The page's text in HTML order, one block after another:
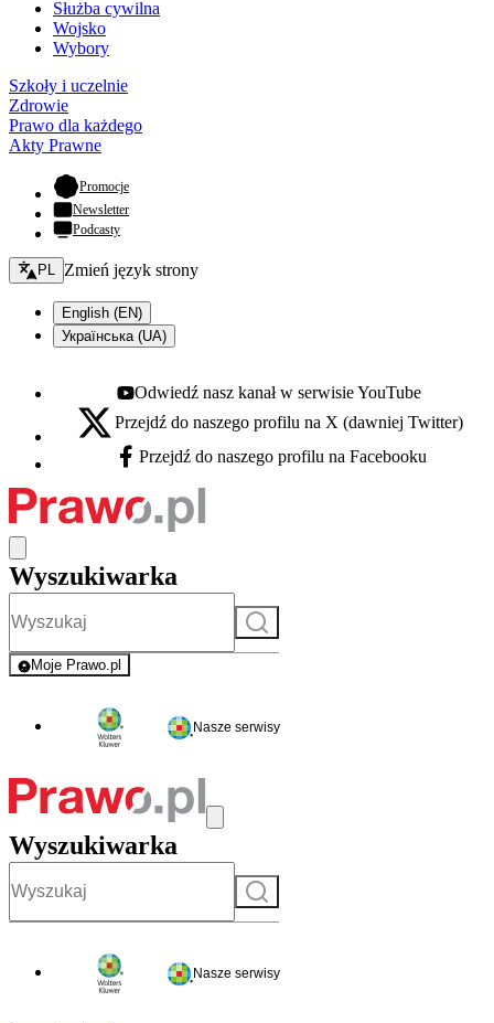
Służba cywilna
Wojsko
Wybory
Szkoły i uczelnie
Zdrowie
Prawo dla każdego
Akty Prawne
Promocje- otwiera się w nowej karcie
Newsletter
Podcasty
Zmień język - bieżący:
PL Zmień język strony
English (EN)
Українська (UA)
Youtube - otwiera się w nowej karcie
Odwiedź nasz kanał w serwisie YouTube
X - otwiera się w nowej karcie
Przejdź do naszego profilu na X (dawniej Twitter)
Facebook - otwiera się w nowej karcie
Przejdź do naszego profilu na Facebooku
Wyszukiwarka
Szukaj
Moje Prawo.pl
- rejestracja i logowanie do serwisu
Nasze serwisy
Wyszukiwarka
Szukaj
Nasze serwisy